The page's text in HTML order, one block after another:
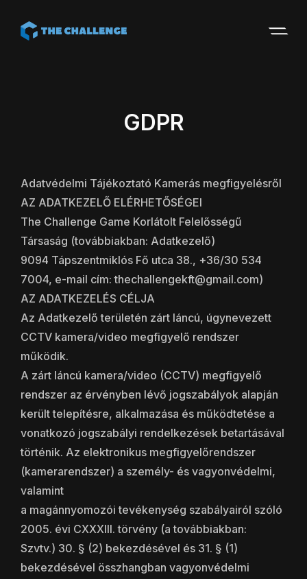
GDPR
Adatvédelmi Tájékoztató Kamerás megfigyelésről
AZ ADATKEZELŐ ELÉRHETŐSÉGEI
The Challenge Game Korlátolt Felelősségű
Társaság (továbbiakban: Adatkezelő)
9094 Tápszentmiklós Fő utca 38., +36/30 534
7004, e-mail cím: thechallengekft@gmail.com)
AZ ADATKEZELÉS CÉLJA
Az Adatkezelő területén zárt láncú, úgynevezett
CCTV kamera/video megfigyelő rendszer
működik.
A zárt láncú kamera/video (CCTV) megfigyelő
rendszer az érvényben lévő jogszabályok alapján
került telepítésre, alkalmazása és működtetése a
vonatkozó jogszabályi rendelkezések betartásával
történik. Az elektronikus megfigyelőrendszer
(kamerarendszer) a személy- és vagyonvédelmi,
valamint
a magánnyomozói tevékenység szabályairól szóló
2005. évi CXXXIII. törvény (a továbbiakban:
Szvtv.) 30. § (2) bekezdésével és 31. § (1)
bekezdésével összhangban vagyonvédelmi